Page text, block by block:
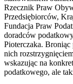
Rzecznik Praw
Przedsiębiorców,
Fundacja Praw
doradców
Pioterczaka.
nich
wskazując na
podatkowego, ale